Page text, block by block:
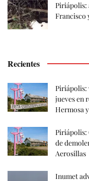
Piriápolis:
Francisco
Recientes
Piriápolis:
jueves en
Hermosa
Piriápolis:
de
Aerosillas
Inumet